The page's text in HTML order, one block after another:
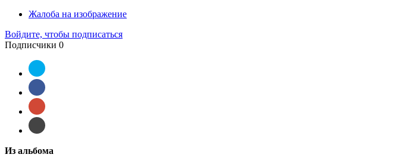
Жалоба на изображение
Войдите, чтобы подписаться
Подписчики 0
Из альбома